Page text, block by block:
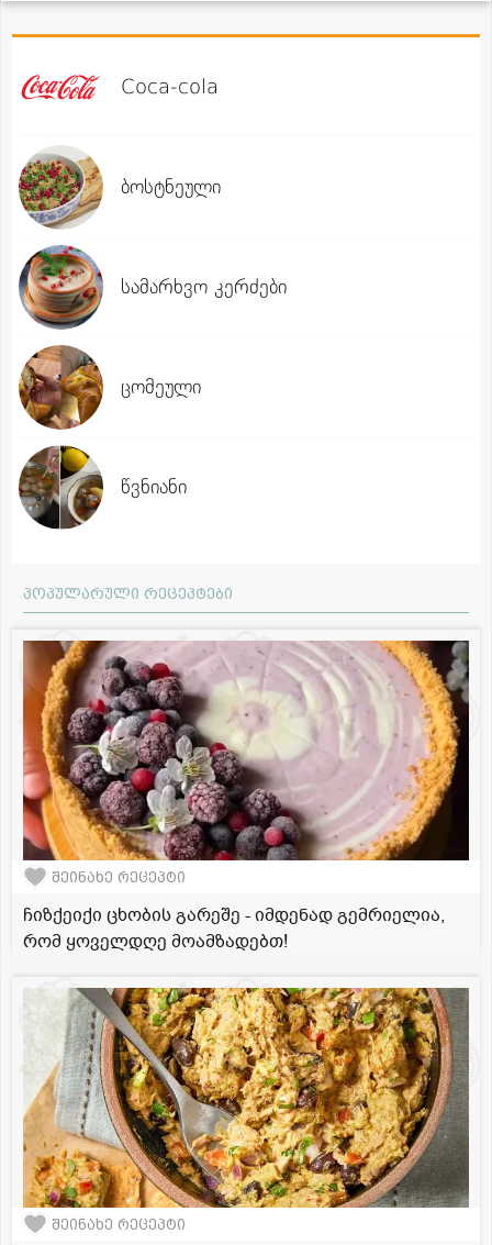
Coca-cola
ბოსტნეული
სამარხვო კერძები
ცომეული
წვნიანი
პოპულარული რეცეპტები
შეინახე რეცეპტი
ჩიზქეიქი ცხობის გარეშე - იმდენად გემრიელია,
რომ ყოველდღე მოამზადებთ!
შეინახე რეცეპტი